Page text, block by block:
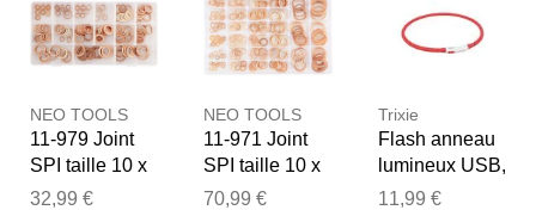
NEO TOOLS
11-979 Joint
SPI taille 10 x
(5x10x1 mm),
32,99 €
NEO TOOLS
11-971 Joint
SPI taille 10 x
(5x9x1.0 mm),
70,99 €
Trixie
Flash anneau
lumineux USB,
XS-XL 70 cm/ø
11,99 €